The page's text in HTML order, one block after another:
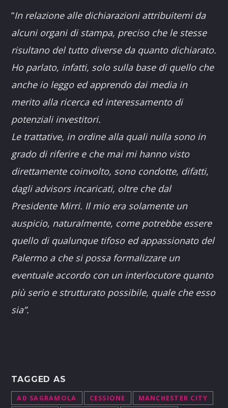
“In relazione alle dichiarazioni attribuitemi da
alcuni organi di stampa, preciso che le stesse
risultano del tutto diverse da quanto dichiarato.
Ho parlato, infatti, solo sulla base di quello che
anche io leggo ed apprendo dai media in
merito alla ricerca ed interessamento di
potenziali investitori.
Le trattative, in ordine alla quali nulla sono in
grado di riferire e che mai mi hanno visto
direttamente coinvolto, sono condotte, difatti,
dagli advisors incaricati, oltre che dal
Presidente Mirri. Il mio era solamente un
auspicio, naturalmente, come potrebbe essere
quello di qualunque tifoso ed appassionato del
Palermo a che si possa formalizzare un
eventuale accordo con un interlocutore quanto
più serio e strutturato possibile, quale che esso
sia”.
TAGGED AS
AD SAGRAMOLA CESSIONE MANCHESTER CITY